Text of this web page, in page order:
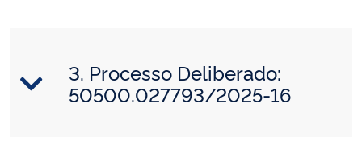
3. Processo Deliberado:
50500.027793/2025-16